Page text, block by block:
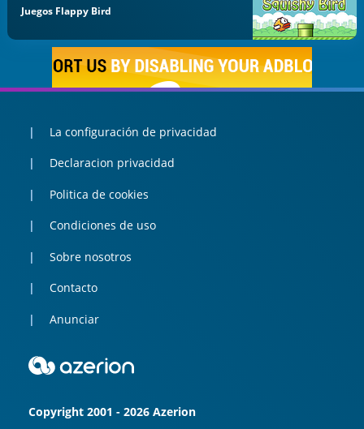
Juegos Flappy Bird
La configuración de privacidad
Declaracion privacidad
Politica de cookies
Condiciones de uso
Sobre nosotros
Contacto
Anunciar
Copyright 2001 - 2026 Azerion